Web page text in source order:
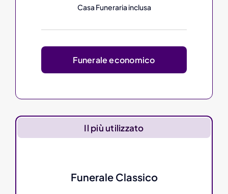
Casa Funeraria inclusa
Funerale economico
Il più utilizzato
Funerale Classico